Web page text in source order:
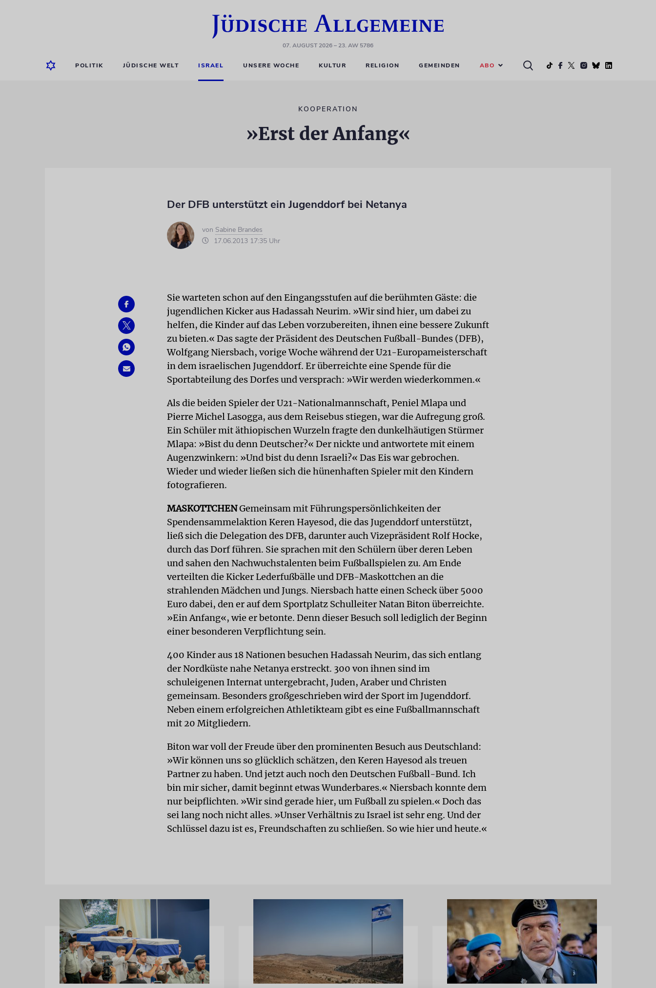
07. AUGUST 2026– 23. AW 5786
POLITIK JÜDISCHE WELT ISRAEL UNSERE WOCHE KULTUR RELIGION GEMEINDEN ABO
KOOPERATION
»Erst der Anfang«
Der DFB unterstützt ein Jugenddorf bei Netanya
von Sabine Brandes
17.06.2013 17:35 Uhr
Sie warteten schon auf den Eingangsstufen auf die berühmten Gäste: die
jugendlichen Kicker aus Hadassah Neurim. »Wir sind hier, um dabei zu
helfen, die Kinder auf das Leben vorzubereiten, ihnen eine bessere Zukunft
zu bieten.« Das sagte der Präsident des Deutschen Fußball-Bundes (DFB),
Wolfgang Niersbach, vorige Woche während der U21-Europameisterschaft
in dem israelischen Jugenddorf. Er überreichte eine Spende für die
Sportabteilung des Dorfes und versprach: »Wir werden wiederkommen.«
Als die beiden Spieler der U21-Nationalmannschaft, Peniel Mlapa und
Pierre Michel Lasogga, aus dem Reisebus stiegen, war die Aufregung groß.
Ein Schüler mit äthiopischen Wurzeln fragte den dunkelhäutigen Stürmer
Mlapa: »Bist du denn Deutscher?« Der nickte und antwortete mit einem
Augenzwinkern: »Und bist du denn Israeli?« Das Eis war gebrochen.
Wieder und wieder ließen sich die hünenhaften Spieler mit den Kindern
fotografieren.
MASKOTTCHENGemeinsam mit Führungspersönlichkeiten der
Spendensammelaktion Keren Hayesod, die das Jugenddorf unterstützt,
ließ sich die Delegation des DFB, darunter auch Vizepräsident Rolf Hocke,
durch das Dorf führen. Sie sprachen mit den Schülern über deren Leben
und sahen den Nachwuchstalenten beim Fußballspielen zu. Am Ende
verteilten die Kicker Lederfußbälle und DFB-Maskottchen an die
strahlenden Mädchen und Jungs. Niersbach hatte einen Scheck über 5000
Euro dabei, den er auf dem Sportplatz Schulleiter Natan Biton überreichte.
»Ein Anfang«, wie er betonte. Denn dieser Besuch soll lediglich der Beginn
einer besonderen Verpflichtung sein.
400 Kinder aus 18 Nationen besuchen Hadassah Neurim, das sich entlang
der Nordküste nahe Netanya erstreckt. 300 von ihnen sind im
schuleigenen Internat untergebracht, Juden, Araber und Christen
gemeinsam. Besonders großgeschrieben wird der Sport im Jugenddorf.
Neben einem erfolgreichen Athletikteam gibt es eine Fußballmannschaft
mit 20 Mitgliedern.
Biton war voll der Freude über den prominenten Besuch aus Deutschland:
»Wir können uns so glücklich schätzen, den Keren Hayesod als treuen
Partner zu haben. Und jetzt auch noch den Deutschen Fußball-Bund. Ich
bin mir sicher, damit beginnt etwas Wunderbares.« Niersbach konnte dem
nur beipflichten. »Wir sind gerade hier, um Fußball zu spielen.« Doch das
sei lang noch nicht alles. »Unser Verhältnis zu Israel ist sehr eng. Und der
Schlüssel dazu ist es, Freundschaften zu schließen. So wie hier und heute.«